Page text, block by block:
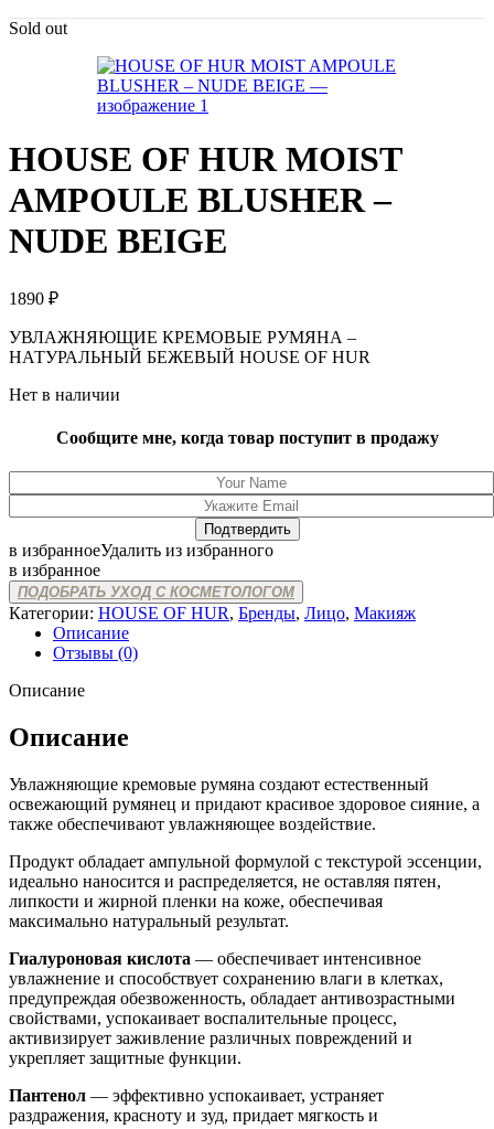
Sold out
HOUSE OF HUR MOIST
AMPOULE BLUSHER –
NUDE BEIGE
1890 ₽
УВЛАЖНЯЮЩИЕ КРЕМОВЫЕ РУМЯНА –
НАТУРАЛЬНЫЙ БЕЖЕВЫЙ HOUSE OF HUR
Нет в наличии
Сообщите мне, когда товар поступит в продажу
в избранноеУдалить из избранного
в избранное
ПОДОБРАТЬ УХОД С КОСМЕТОЛОГОМ
Категории: HOUSE OF HUR, Бренды, Лицо, Макияж
Описание
Отзывы (0)
Описание
Описание
Увлажняющие кремовые румяна создают естественный
освежающий румянец и придают красивое здоровое сияние, а
также обеспечивают увлажняющее воздействие.
Продукт обладает ампульной формулой с текстурой эссенции,
идеально наносится и распределяется, не оставляя пятен,
липкости и жирной пленки на коже, обеспечивая
максимально натуральный результат.
Гиалуроновая кислота — обеспечивает интенсивное
увлажнение и способствует сохранению влаги в клетках,
предупреждая обезвоженность, обладает антивозрастными
свойствами, успокаивает воспалительные процесс,
активизирует заживление различных повреждений и
укрепляет защитные функции.
Пантенол — эффективно успокаивает, устраняет
раздражения, красноту и зуд, придает мягкость и